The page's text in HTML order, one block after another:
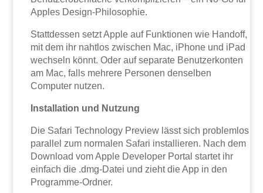
Apples Design-Philosophie.
Stattdessen setzt Apple auf Funktionen wie Handoff,
mit dem ihr nahtlos zwischen Mac, iPhone und iPad
wechseln könnt. Oder auf separate Benutzerkonten
am Mac, falls mehrere Personen denselben
Computer nutzen.
Installation und Nutzung
Die Safari Technology Preview lässt sich problemlos
parallel zum normalen Safari installieren. Nach dem
Download vom Apple Developer Portal startet ihr
einfach die .dmg-Datei und zieht die App in den
Programme-Ordner.